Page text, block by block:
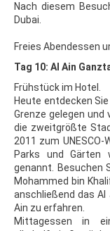
Nach diesem
Dubai.
Freies Abendessen
Tag 10: Al Ain
Frühstück im Hotel.
Heute entdecken
Grenze gelegen und
die zweitgrößte
2011 zum
Parks und Gärten
genannt. Besuchen
Mohammed bin
anschließend das Al
Ain zu erfahren.
Mittagessen in